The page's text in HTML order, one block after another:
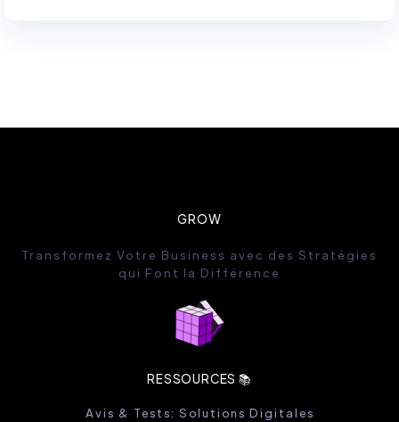
GROW
Transformez Votre Business avec des Stratégies
qui Font la Différence
RESSOURCES 📚
Avis & Tests: Solutions Digitales